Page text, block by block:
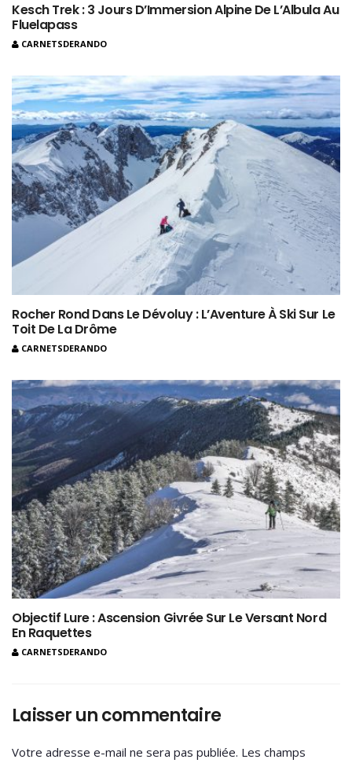
Kesch Trek : 3 Jours D’Immersion Alpine De L’Albula Au
Fluelapass
CARNETSDERANDO
Rocher Rond Dans Le Dévoluy : L’Aventure À Ski Sur Le
Toit De La Drôme
CARNETSDERANDO
Objectif Lure : Ascension Givrée Sur Le Versant Nord
En Raquettes
CARNETSDERANDO
Laisser un commentaire
Votre adresse e-mail ne sera pas publiée. Les champs